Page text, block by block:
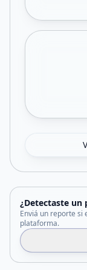
¿Detectaste un
Enviá un reporte si
plataforma.